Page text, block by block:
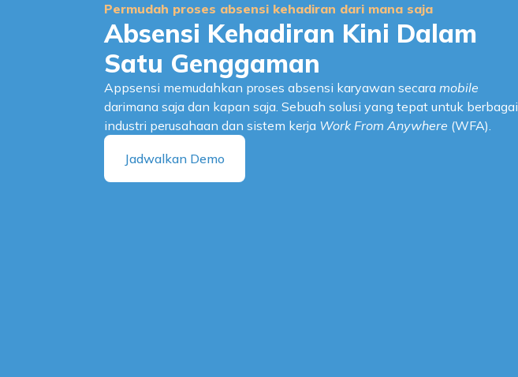
Permudah proses absensi kehadiran dari mana saja
Absensi Kehadiran Kini Dalam
Satu Genggaman
Appsensi memudahkan proses absensi karyawan secara mobile
darimana saja dan kapan saja. Sebuah solusi yang tepat untuk berbagai
industri perusahaan dan sistem kerja Work From Anywhere (WFA).
Jadwalkan Demo